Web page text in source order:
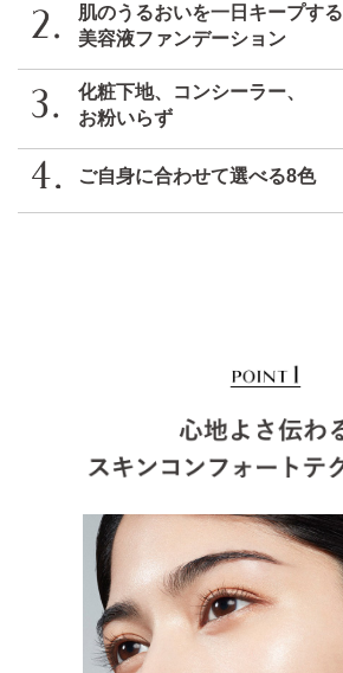
肌のうるおいを一日キープする
美容液ファンデーション
化粧下地、コンシーラー、
お粉いらず
ご自身に合わせて選べる8色